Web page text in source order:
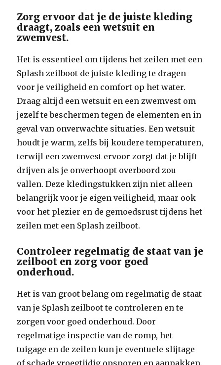
Zorg ervoor dat je de juiste kleding
draagt, zoals een wetsuit en
zwemvest.
Het is essentieel om tijdens het zeilen met een
Splash zeilboot de juiste kleding te dragen
voor je veiligheid en comfort op het water.
Draag altijd een wetsuit en een zwemvest om
jezelf te beschermen tegen de elementen en in
geval van onverwachte situaties. Een wetsuit
houdt je warm, zelfs bij koudere temperaturen,
terwijl een zwemvest ervoor zorgt dat je blijft
drijven als je onverhoopt overboord zou
vallen. Deze kledingstukken zijn niet alleen
belangrijk voor je eigen veiligheid, maar ook
voor het plezier en de gemoedsrust tijdens het
zeilen met een Splash zeilboot.
Controleer regelmatig de staat van je
zeilboot en zorg voor goed
onderhoud.
Het is van groot belang om regelmatig de staat
van je Splash zeilboot te controleren en te
zorgen voor goed onderhoud. Door
regelmatige inspectie van de romp, het
tuigage en de zeilen kun je eventuele slijtage
of schade vroegtijdig opsporen en aanpakken.